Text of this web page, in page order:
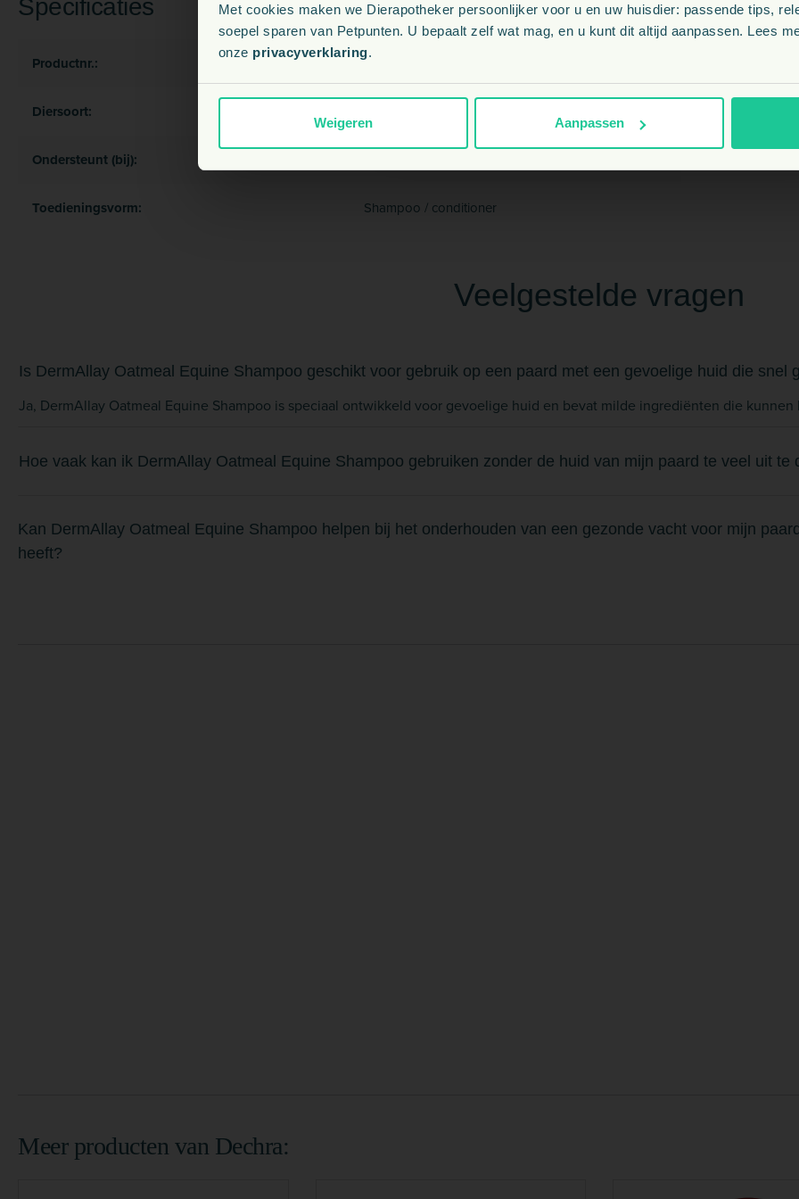
Met cookies maken we Dierapotheker persoonlijker voor u en uw huisdier: passende tips,
soepel sparen van Petpunten. U bepaalt zelf wat mag, en u kunt dit altijd aanpassen. Lees
onze privacyverklaring.
Weigeren Aanpassen
Specificaties
Productnr.: 6911
Diersoort:
Ondersteunt (bij):
Toedieningsvorm: Shampoo / conditioner
Veelgestelde vragen
Is DermAllay Oatmeal Equine Shampoo geschikt voor gebruik op een paard met een gevoelige huid die snel
Ja, DermAllay Oatmeal Equine Shampoo is speciaal ontwikkeld voor gevoelige huid en bevat milde ingrediënten die
Hoe vaak kan ik DermAllay Oatmeal Equine Shampoo gebruiken zonder de huid van mijn paard te veel uit te
Kan DermAllay Oatmeal Equine Shampoo helpen bij het onderhouden van een gezonde vacht voor mijn
heeft?
Meer producten van Dechra:
BE